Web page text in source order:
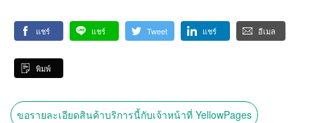
แชร์ แชร์ Tweet แชร์ อีเมล
พิมพ์
ขอรายละเอียดสินค้าบริการนี้กับเจ้าหน้าที่ YellowPages